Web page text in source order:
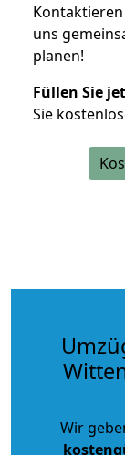
uns
planen!
Füllen Sie
Sie
Wir